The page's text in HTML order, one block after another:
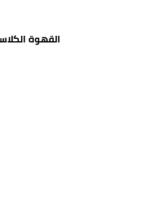
القهوة